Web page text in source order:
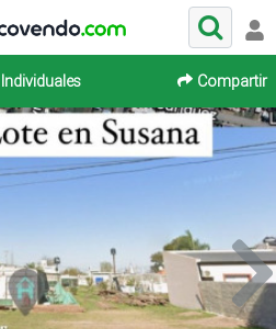
Compartir